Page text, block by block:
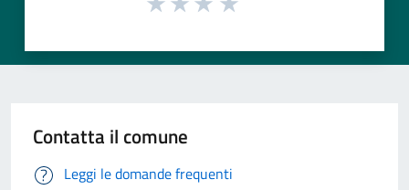
Contatta il comune
Leggi le domande frequenti